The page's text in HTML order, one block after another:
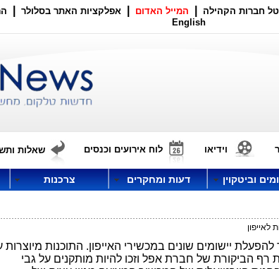
חברות הקהילה המייל האדום אפלקציות האתר בסלולר
English
וידיאו לוח אירועים וכנסים שאלות
וביטקוין דעות ומחקרים צרכנות
לאייפון
יישומים שונים במכשירי האייפון. התוכנות מיוצרות
הביקורת של חברת אפל וזכו להיות מותקנים על גבי